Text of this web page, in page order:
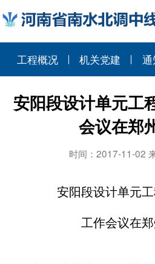
工程概况 机关党建
安阳段设计单元工
会议在郑
时间：2017-11-02
安阳段设计单元
工作会议在